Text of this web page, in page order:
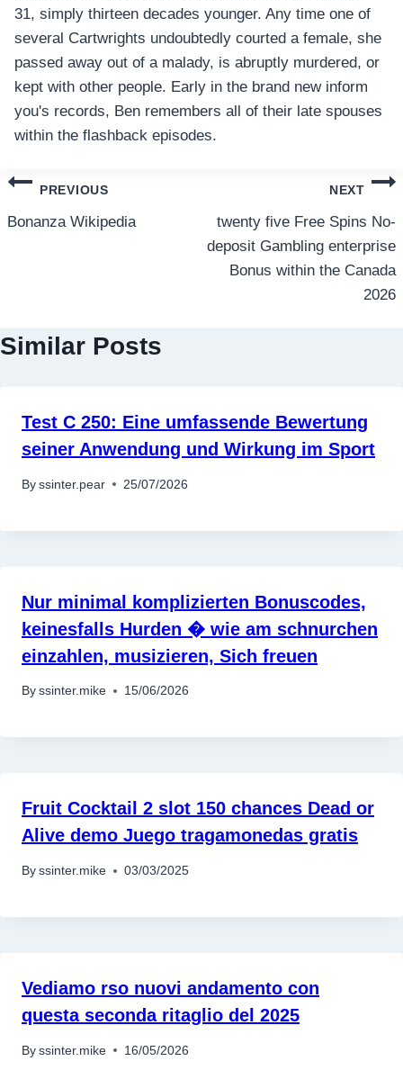
31, simply thirteen decades younger. Any time one of
several Cartwrights undoubtedly courted a female, she
passed away out of a malady, is abruptly murdered, or
kept with other people. Early in the brand new inform
you's records, Ben remembers all of their late spouses
within the flashback episodes.
แนะแนว
เรื่อง
PREVIOUS
Bonanza Wikipedia
NEXT
twenty five Free Spins No-
deposit Gambling enterprise
Bonus within the Canada
2026
Similar Posts
Test C 250: Eine umfassende Bewertung
seiner Anwendung und Wirkung im Sport
By ssinter.pear 25/07/2026
Nur minimal komplizierten Bonuscodes,
keinesfalls Hurden � wie am schnurchen
einzahlen, musizieren, Sich freuen
By ssinter.mike 15/06/2026
Fruit Cocktail 2 slot 150 chances Dead or
Alive demo Juego tragamonedas gratis
By ssinter.mike 03/03/2025
Vediamo rso nuovi andamento con
questa seconda ritaglio del 2025
By ssinter.mike 16/05/2026